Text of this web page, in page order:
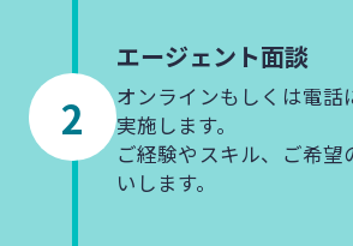
エージェント面談
オンラインもしくは電話
実施します。
ご経験やスキル、ご希望
いします。